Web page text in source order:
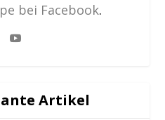
bei Facebook.
Artikel